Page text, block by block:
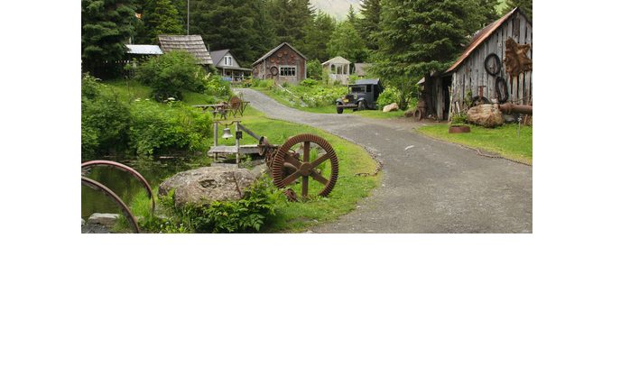
Hit enter to search or ESC to close